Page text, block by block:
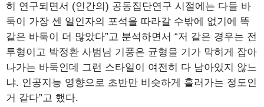
히 연구되면서 (인간의) 공동집단연구 시절에는 다들 바
둑이 가장 센 일인자의 포석을 따라갈 수밖에 없기에 똑
같은 바둑이 더 많았다”고 분석하면서 “저 같은 경우는 전
투형이고 박정환 사범님 기풍은 균형을 기가 막히게 잡아
나가는 바둑인데 그런 스타일이 여전히 다 남아있지 않느
냐. 인공지능 영향으로 초반만 비슷하게 흘러가는 정도인
거 같다”고 했다.